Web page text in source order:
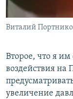
Виталий
Второе, что я им
воздействия на
увеличение